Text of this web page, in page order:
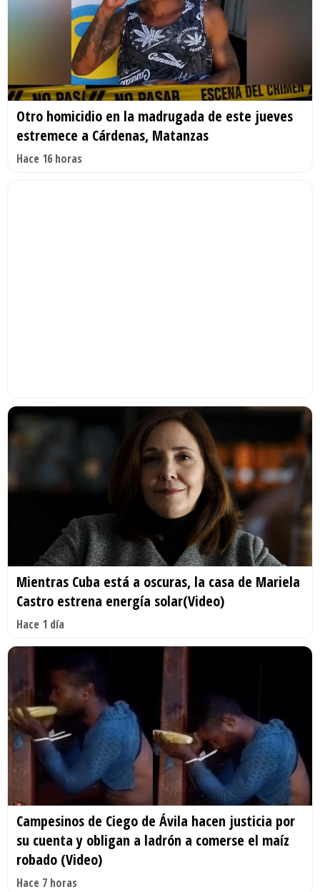
Otro homicidio en la madrugada de este jueves
estremece a Cárdenas, Matanzas
Hace 16 horas
Mientras Cuba está a oscuras, la casa de Mariela
Castro estrena energía solar(Video)
Hace 1 día
Campesinos de Ciego de Ávila hacen justicia por
su cuenta y obligan a ladrón a comerse el maíz
robado (Video)
Hace 7 horas